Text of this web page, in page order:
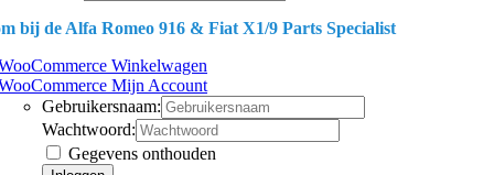
bij de Alfa Romeo 916 & Fiat X1/9 Parts Specialist
Winkelwagen
Mijn Account
Gebruikersnaam:
Wachtwoord:
Gegevens onthouden